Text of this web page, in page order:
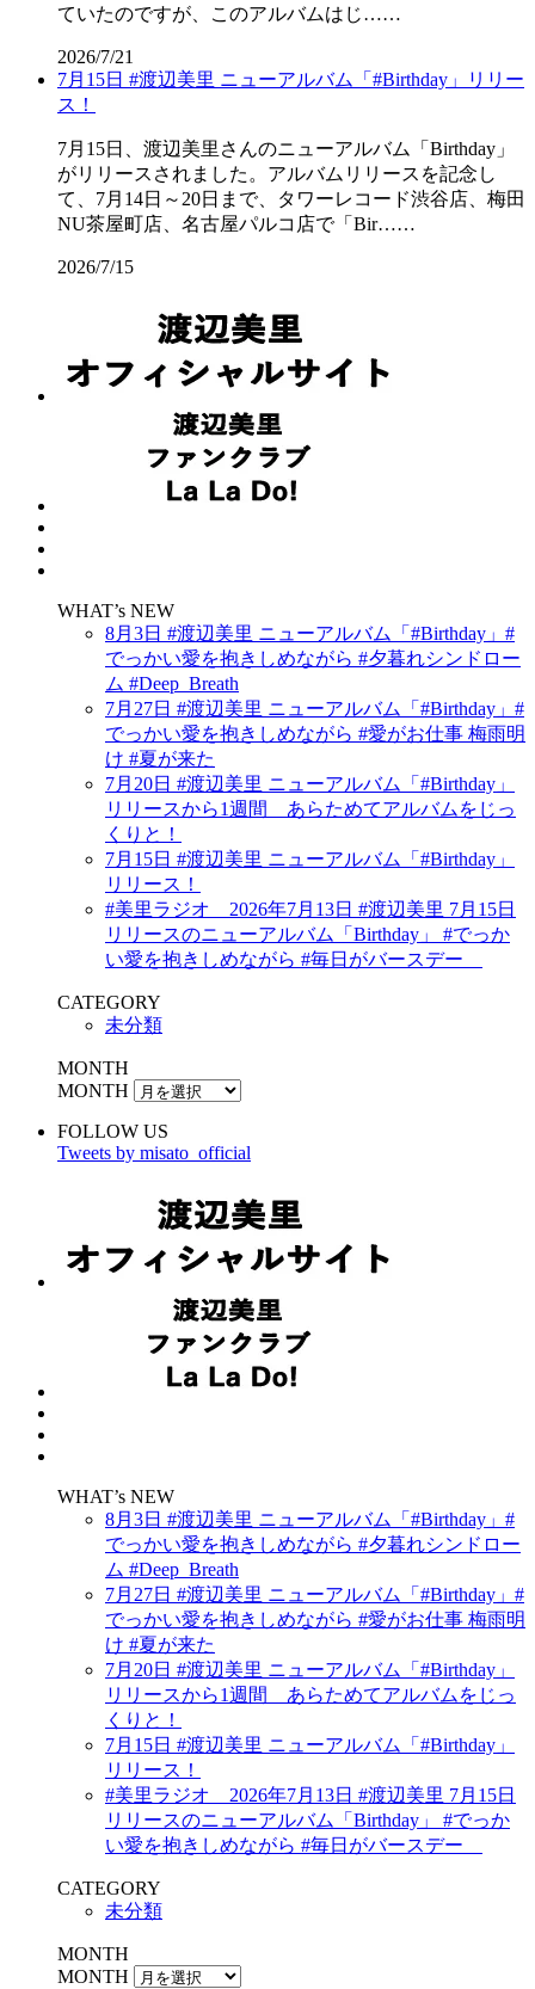
ていたのですが、このアルバムはじ……
2026/7/21
7月15日 #渡辺美里 ニューアルバム「#Birthday」リリー
ス！
7月15日、渡辺美里さんのニューアルバム「Birthday」
がリリースされました。アルバムリリースを記念し
て、7月14日～20日まで、タワーレコード渋谷店、梅田
NU茶屋町店、名古屋パルコ店で「Bir……
2026/7/15
WHAT’s NEW
8月3日 #渡辺美里 ニューアルバム「#Birthday」#
でっかい愛を抱きしめながら #夕暮れシンドロー
ム #Deep_Breath
7月27日 #渡辺美里 ニューアルバム「#Birthday」#
でっかい愛を抱きしめながら #愛がお仕事 梅雨明
け #夏が来た
7月20日 #渡辺美里 ニューアルバム「#Birthday」
リリースから1週間 あらためてアルバムをじっ
くりと！
7月15日 #渡辺美里 ニューアルバム「#Birthday」
リリース！
#美里ラジオ 2026年7月13日 #渡辺美里 7月15日
リリースのニューアルバム「Birthday」 #でっか
い愛を抱きしめながら #毎日がバースデー
CATEGORY
未分類
MONTH
MONTH
FOLLOW US
Tweets by misato_official
WHAT’s NEW
8月3日 #渡辺美里 ニューアルバム「#Birthday」#
でっかい愛を抱きしめながら #夕暮れシンドロー
ム #Deep_Breath
7月27日 #渡辺美里 ニューアルバム「#Birthday」#
でっかい愛を抱きしめながら #愛がお仕事 梅雨明
け #夏が来た
7月20日 #渡辺美里 ニューアルバム「#Birthday」
リリースから1週間 あらためてアルバムをじっ
くりと！
7月15日 #渡辺美里 ニューアルバム「#Birthday」
リリース！
#美里ラジオ 2026年7月13日 #渡辺美里 7月15日
リリースのニューアルバム「Birthday」 #でっか
い愛を抱きしめながら #毎日がバースデー
CATEGORY
未分類
MONTH
MONTH